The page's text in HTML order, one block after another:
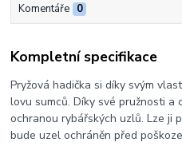
Komentáře 0
Kompletní specifikace
Pryžová hadička si díky svým
lovu sumců. Díky své pružnosti a
ochranou rybářských uzlů. Lze ji
bude uzel ochráněn před